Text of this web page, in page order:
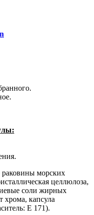
раковины морских
целлюлоза,
соли жирных
хрома, капсула
Е 171).